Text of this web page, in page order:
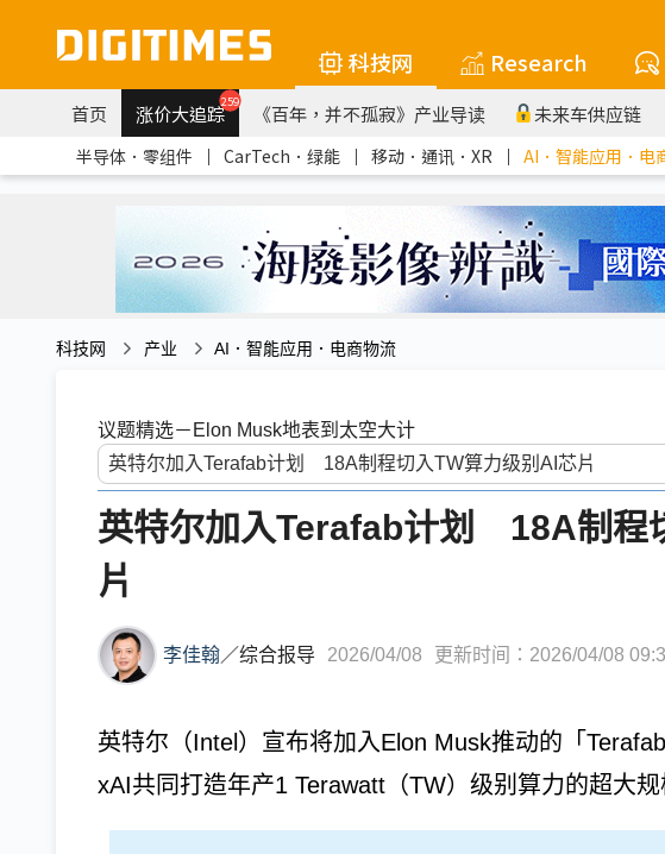
科技网 Research
首页 涨价大追踪259 《百年，并不孤寂》产业导读 未来车供应链
半导体．零组件 ｜ CarTech．绿能 ｜ 移动．通讯．XR ｜ AI．智能应用．电
科技网 产业 AI．智能应用．电商物流
议题精选－Elon Musk地表到太空大计
英特尔加入Terafab计划 18A制程
片
李佳翰／综合报导 2026/04/08 更新时间：2026/04/08
英特尔（Intel）宣布将加入Elon Musk推动的「
xAI共同打造年产1 Terawatt（TW）级别算力的超大